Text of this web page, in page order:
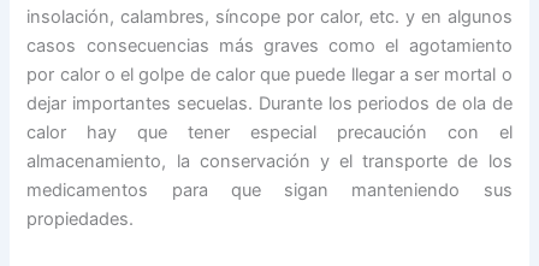
insolación, calambres, síncope por calor, etc. y en algunos
casos consecuencias más graves como el agotamiento
por calor o el golpe de calor que puede llegar a ser mortal o
dejar importantes secuelas. Durante los periodos de ola de
calor hay que tener especial precaución con el
almacenamiento, la conservación y el transporte de los
medicamentos para que sigan manteniendo sus
propiedades.